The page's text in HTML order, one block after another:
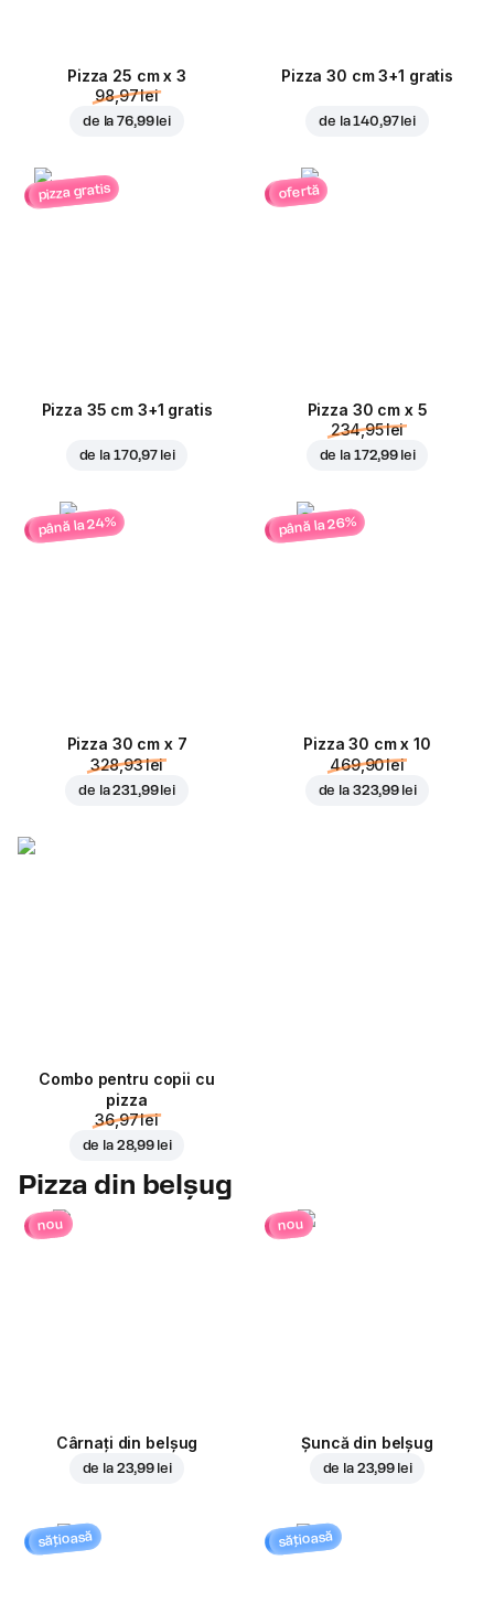
Pizza 25 cm x 3
98,97 lei
de la76,99 lei
Pizza 30 cm 3+1 gratis
de la140,97 lei
pizza gratis
Pizza 35 cm 3+1 gratis
de la 170,97 lei
ofertă
Pizza 30 cm x 5
234,95 lei
de la 172,99 lei
până la 24%
Pizza 30 cm x 7
328,93 lei
de la231,99 lei
până la 26%
Pizza 30 cm x 10
469,90 lei
de la 323,99 lei
Combo pentru copii cu
pizza
36,97 lei
de la 28,99 lei
Pizza din belșug
nou
Cârnați din belșug
de la 23,99 lei
nou
Șuncă din belșug
de la 23,99 lei
sățioasă sățioasă